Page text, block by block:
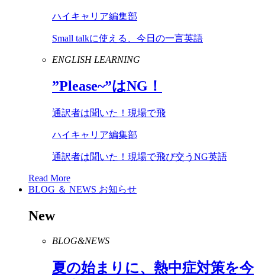
ハイキャリア編集部
Small talkに使える、今日の一言英語
ENGLISH LEARNING
”Please~”はNG ！
通訳者は聞いた！現場で飛
ハイキャリア編集部
通訳者は聞いた！現場で飛び交うNG英語
Read More
BLOG ＆ NEWS お知らせ
New
BLOG&NEWS
夏の始まりに、熱中症対策を今